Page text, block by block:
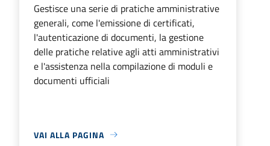
Gestisce una serie di pratiche amministrative
generali, come l'emissione di certificati,
l'autenticazione di documenti, la gestione
delle pratiche relative agli atti amministrativi
e l'assistenza nella compilazione di moduli e
documenti ufficiali
VAI ALLA PAGINA